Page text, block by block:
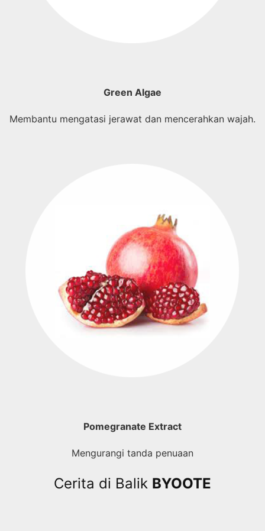
Green Algae
Membantu mengatasi jerawat dan mencerahkan wajah.
Pomegranate Extract
Mengurangi tanda penuaan
Cerita di Balik BYOOTE